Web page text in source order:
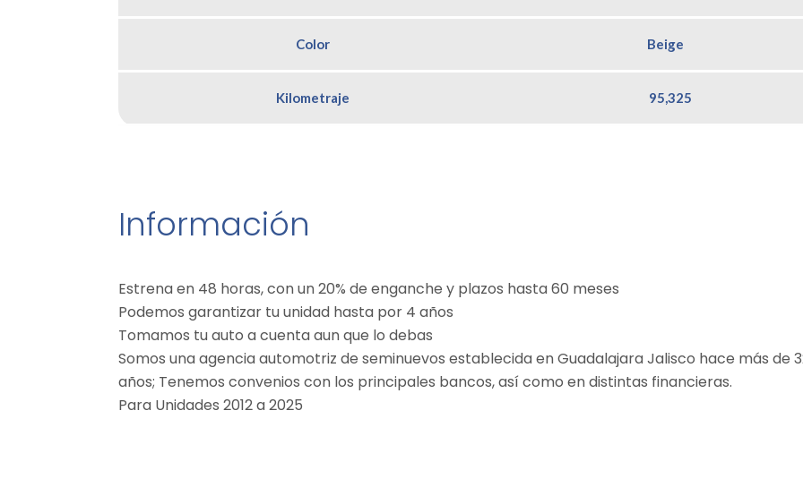
Color Beige
Kilometraje 95,325
Información
Estrena en 48 horas, con un 20% de enganche y plazos hasta 60 meses
Podemos garantizar tu unidad hasta por 4 años
Tomamos tu auto a cuenta aun que lo debas
Somos una agencia automotriz de seminuevos establecida en Guadalajara Jalisco hace más de
años; Tenemos convenios con los principales bancos, así como en distintas financieras.
Para Unidades 2012 a 2025